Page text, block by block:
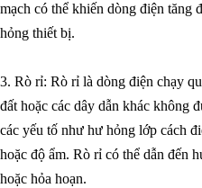
mạch có thể khiến dòng điện tăng
hỏng thiết bị.
3. Rò rỉ: Rò rỉ là dòng điện chạy
đất hoặc các dây dẫn khác không
các yếu tố như hư hỏng lớp cách
hoặc độ ẩm. Rò rỉ có thể dẫn đến
hoặc hỏa hoạn.